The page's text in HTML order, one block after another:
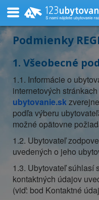
Podmienky
1. Všeobecné
1.1. Informácie o
internetových stránkach
ubytovanie.sk
podľa výberu
možné opätovne
1.2. Ubytovateľ
uvedených o jeho
1.3. Ubytovateľ súhlasí
kontaktných údajov
(viď: bod Kontaktné